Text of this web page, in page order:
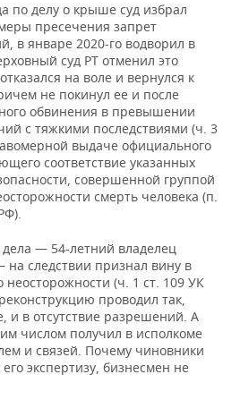
по делу о крыше суд избрал
пресечения запрет
в январе 2020-го водворил в
суд РТ отменил это
на воле и вернулся к
не покинул ее и после
обвинения в превышении
с тяжкими последствиями (ч. 3
выдаче официального
соответствие указанных
совершенной группой
смерть человека (п.
дела — 54-летний владелец
следствии признал вину в
(ч. 1 ст. 109 УК
проводил так,
и в отсутствие разрешений. А
числом получил в исполкоме
и связей. Почему чиновники
экспертизу, бизнесмен не